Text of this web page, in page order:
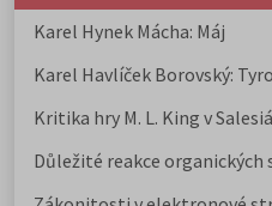
Karel Hynek Mácha: Máj
Karel Havlíček Borovský:
Kritika hry M. L. King v
Důležité reakce organických